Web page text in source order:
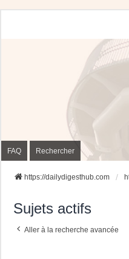
FAQ Rechercher
https://dailydigesthub.com
Sujets actifs
Aller à la recherche avancée